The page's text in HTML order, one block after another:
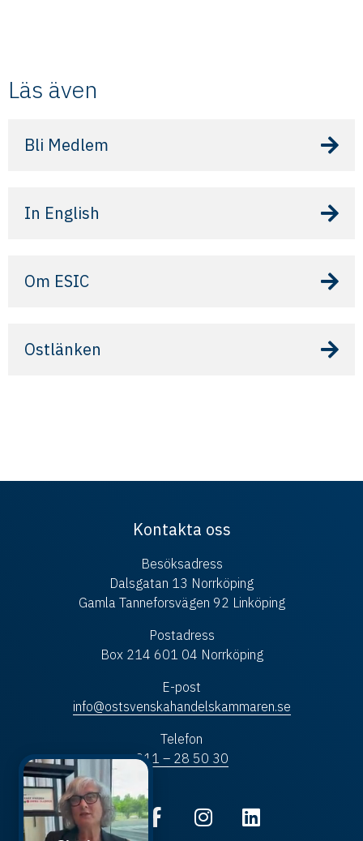
Läs även
Bli Medlem
In English
Om ESIC
Ostlänken
Kontakta oss
Besöksadress
Dalsgatan 13 Norrköping
Gamla Tanneforsvägen 92 Linköping
Postadress
Box 214 601 04 Norrköping
E-post
info@ostsvenskahandelskammaren.se
Telefon
011 – 28 50 30
Följ oss